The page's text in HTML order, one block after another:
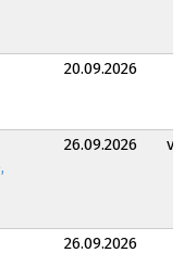
20.09.2026
26.09.2026
26.09.2026